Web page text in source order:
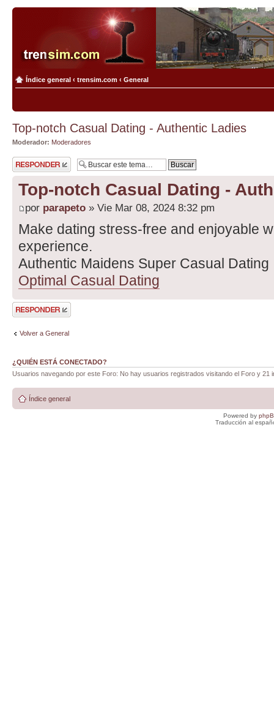
Índice general ‹ trensim.com ‹ General
Top-notch Сasual Dating - Authentic Ladies
Moderador: Moderadores
Publicar una
respuesta
Top-notch Сasual Dating -
por parapeto » Vie Mar 08, 2024 8:32 pm
Make dating stress-free and enjoyable
experience.
Authentic Maidens Super Сasual Dating
Optimal Сasual Dating
Publicar una
respuesta
Volver a General
¿QUIÉN ESTÁ CONECTADO?
Usuarios navegando por este Foro: No hay usuarios registrados visitando el Foro y 21
Índice general
Powered by
Traducción al